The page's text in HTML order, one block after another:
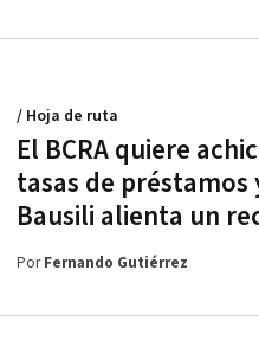
El BCRA quiere
tasas de préstamos
Bausili alienta un
/ Hoja de ruta
PorFernando Gutiérrez